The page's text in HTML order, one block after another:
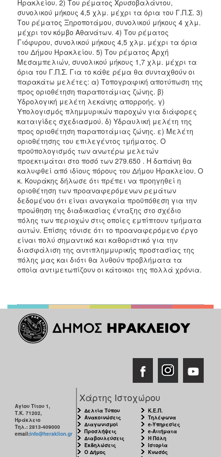
ΤΟΠΟΣ
ΠΟΛΙΤΙΣΜΟΣ
ΑΝΘΕΚΤΙΚΗ
ΠΟΛΗ
Ηρακλείου. 2) Του ρέματος Χρυσοβαλάντου,
συνολικού μήκους 4,5 χλμ. μέχρι τα όρια του Γ.Π.Σ. 3)
Του ρέματος Ξηροποτάμου, συνολικού μήκους 4 χλμ.
μέχρι τον κόμβο Αθανάτων. 4) Του ρέματος
Γιόφυρου, συνολικού μήκους 4,5 χλμ. μέχρι τα όρια
του Δήμου Ηρακλείου. 5) Του ρέματος Αρχή
Μεσαμπελιών, συνολικού μήκους 1,7 χλμ. μέχρι τα
όρια του Γ.Π.Σ. Για το κάθε ρέμα θα συνταχθούν οι
παρακάτω μελέτες: α) Τοπογραφική αποτύπωση της
προς οριοθέτηση παραποτάμιας ζώνης. β)
Υδρολογική μελέτη λεκάνης απορροής. γ)
Υπολογισμός πλημμυρικών παροχών για διάφορες
καταιγίδες σχεδιασμού. δ) Υδραυλική μελέτη της
προς οριοθέτηση παραποτάμιας ζώνης. ε) Μελέτη
οριοθέτησης του επιλεγέντος τμήματος. Ο
προϋπολογισμός των ανωτέρω μελετών
προεκτιμάται στο ποσό των 279.650 . Η δαπάνη θα
καλυφθεί από ιδίους πόρους του Δήμου Ηρακλείου. Ο
κ. Κουράκης δήλωσε ότι πρέπει να προηγηθεί η
οριοθέτηση των προαναφερόμενων ρεμάτων
δεδομένου ότι είναι αναγκαία προϋπόθεση για την
προώθηση της διαδικασίας ένταξης στο σχέδιο
πόλης των περιοχών στις οποίες εμπίπτουν τμήματα
αυτών. Επίσης τόνισε ότι το προαναφερόμενο έργο
είναι πολύ σημαντικό και καθοριστικό για την
διασφάλιση της αντιπλημμυρικής προστασίας της
πόλης μας και διότι θα λυθούν προβλήματα τα
οποία αντιμετωπίζουν οι κάτοικοι της πολλά χρόνια.
Αγίου Τίτου 1,
Τ.Κ. 71202,
Ηράκλειο
Τηλ.: 2813-409000
email:info@heraklion.gr
Χάρτης Ιστοχώρου
Δελτία Τύπου
Ανακοινώσεις
Διαγωνισμοί
Προσλήψεις
Διαβουλεύσεις
Εκδηλώσεις
Ο Δήμος
Κ.Ε.Π.
Τηλέφωνα
e-Υπηρεσίες
e-Αιτήματα
Η Πόλη
Ιστορία
Κνωσός